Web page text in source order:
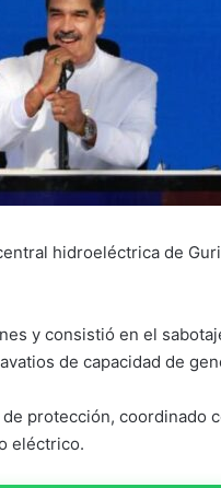
hidroeléctrica de
y consistió en el
de capacidad de
protección, coordinado
eléctrico.